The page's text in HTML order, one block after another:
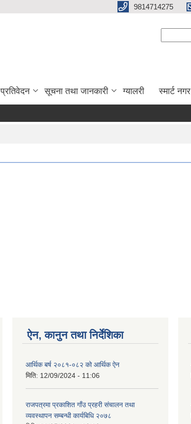
9814714275
प्रतिवेदन सूचना तथा जानकारी ग्यालरी स्मार्ट नगर
ऐन, कानुन तथा निर्देशिका
आर्थिक बर्ष २०८१-०८२ को आर्थिक ऐन
मिति: 12/09/2024 - 11:06
राजपत्रमा प्रकाशित गाँउ प्रहरी संचालन तथा
व्यवस्थापन सम्बन्धी कार्यबिधि २०७८